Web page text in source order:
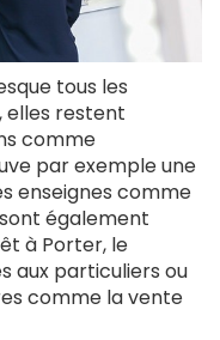
tous les
elles restent
comme
par exemple une
enseignes comme
sont également
à Porter, le
aux particuliers ou
comme la vente